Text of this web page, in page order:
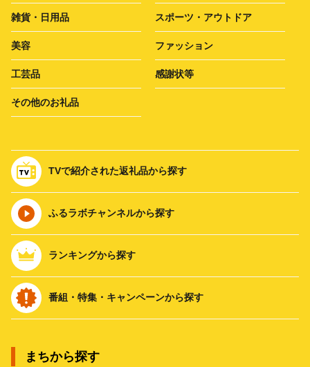
雑貨・日用品 スポーツ・アウトドア
美容 ファッション
工芸品 感謝状等
その他のお礼品
TVで紹介された返礼品から探す
ふるラボチャンネルから探す
ランキングから探す
番組・特集・キャンペーンから探す
まちから探す